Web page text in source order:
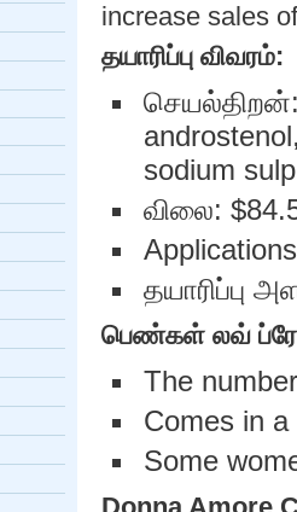
increase sales
தயாரிப்பு விவரம்:
செயல்திறன்:
sodium
விலை:
தயாரிப்பு
பெண்கள் லவ்
The
Comes in
Some